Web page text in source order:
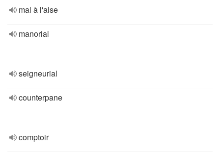
mal à l'aise
manorial
seigneurial
counterpane
comptoir